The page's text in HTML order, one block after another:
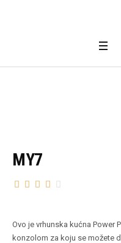
MY7
Ovo je vrhunska kućna Power
konzolom za koju se možete